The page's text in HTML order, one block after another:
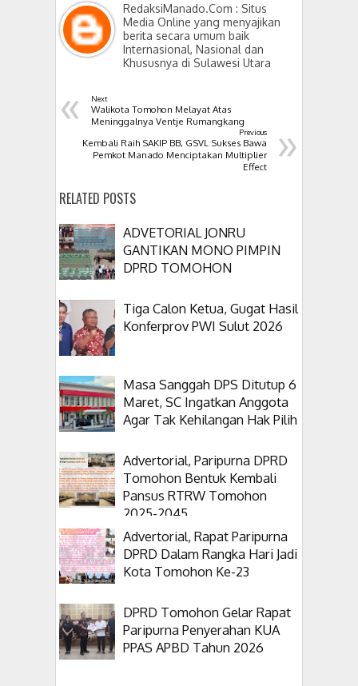
RedaksiManado.Com : Situs
Media Online yang menyajikan
berita secara umum baik
Internasional, Nasional dan
Khususnya di Sulawesi Utara
« Next
Walikota Tomohon Melayat Atas
Meninggalnya Ventje Rumangkang
»
Previous
Kembali Raih SAKIP BB, GSVL Sukses Bawa
Pemkot Manado Menciptakan Multiplier
Effect
RELATED POSTS
ADVETORIAL JONRU
GANTIKAN MONO PIMPIN
DPRD TOMOHON
Tiga Calon Ketua, Gugat Hasil
Konferprov PWI Sulut 2026
Masa Sanggah DPS Ditutup 6
Maret, SC Ingatkan Anggota
Agar Tak Kehilangan Hak Pilih
Advertorial, Paripurna DPRD
Tomohon Bentuk Kembali
Pansus RTRW Tomohon
2025-2045
Advertorial, Rapat Paripurna
DPRD Dalam Rangka Hari Jadi
Kota Tomohon Ke-23
DPRD Tomohon Gelar Rapat
Paripurna Penyerahan KUA
PPAS APBD Tahun 2026